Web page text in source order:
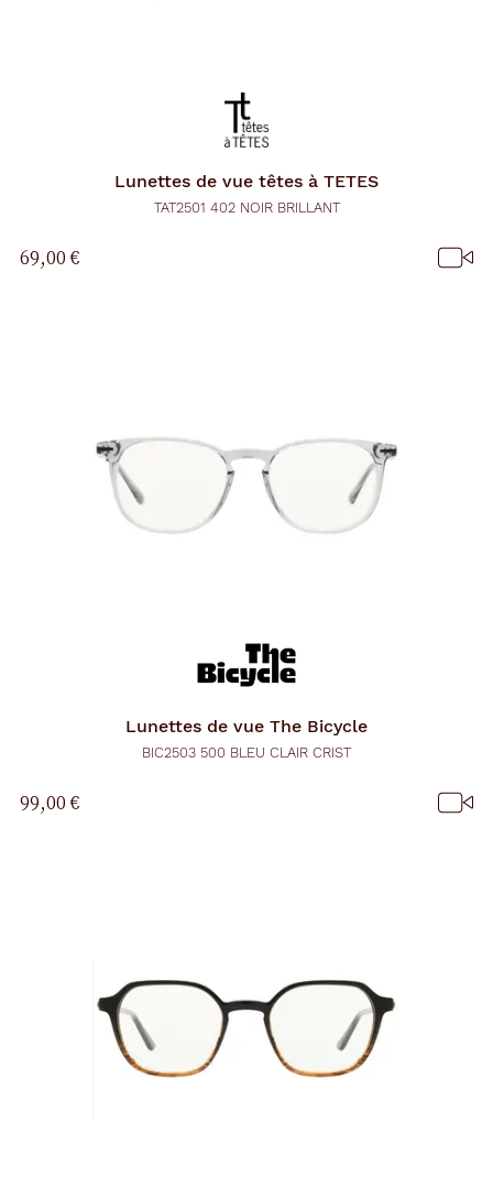
Lunettes de vue têtes à TETES
TAT2501 402 NOIR BRILLANT
69,00 €
Lunettes de vue The Bicycle
BIC2503 500 BLEU CLAIR CRIST
99,00 €